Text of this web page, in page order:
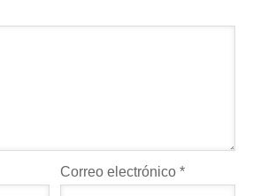
Correo electrónico*